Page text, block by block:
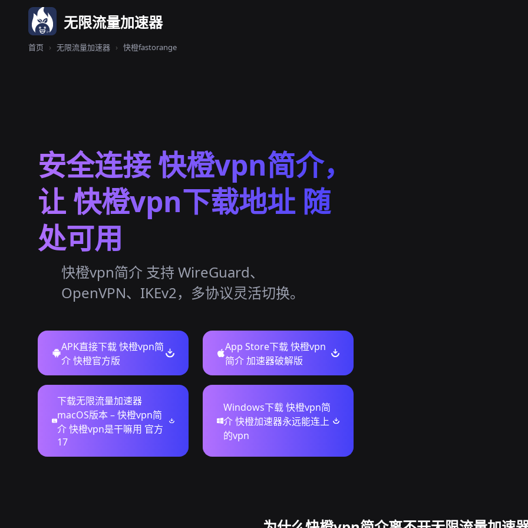
无限流量加速器
首页 › 无限流量加速器 › 快橙fastorange
安全连接 快橙vpn简介，
让 快橙vpn下载地址 随
处可用
快橙vpn简介 支持 WireGuard、
OpenVPN、IKEv2，多协议灵活切换。
APK直接下载 快橙vpn简
介 快橙官方版
App Store下载 快橙vpn
简介 加速器破解版
下载无限流量加速器
macOS版本 – 快橙vpn简
介 快橙vpn是干嘛用 官方
17
Windows下载 快橙vpn简
介 快橙加速器永远能连上
的vpn